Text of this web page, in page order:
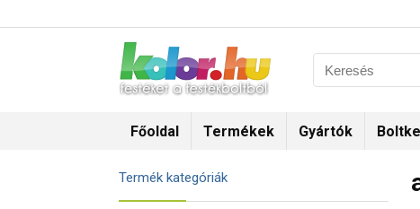
Főoldal Termékek Gyártók
Termék kategóriák